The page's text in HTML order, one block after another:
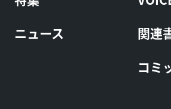
ニュース
関連
コミ